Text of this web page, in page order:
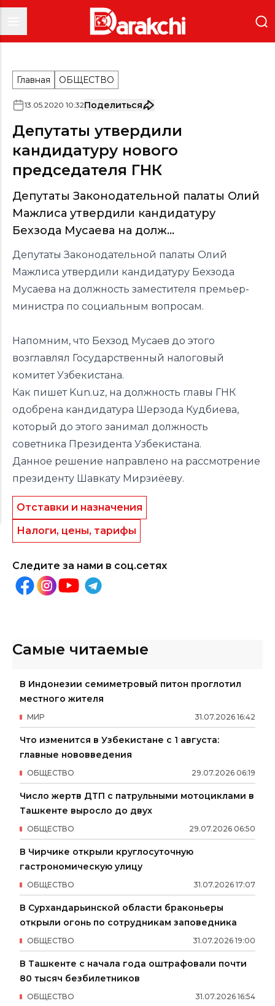
Главная ОБЩЕСТВО
13.05.2020 10:32Поделиться
Депутаты утвердили
кандидатуру нового
председателя ГНК
Депутаты Законодательной палаты Олий
Мажлиса утвердили кандидатуру
Бехзода Мусаева на долж...
Депутаты Законодательной палаты Олий
Мажлиса утвердили кандидатуру Бехзода
Мусаева на должность заместителя премьер-
министра по социальным вопросам.
Напомним, что Бехзод Мусаев до этого
возглавлял Государственный налоговый
комитет Узбекистана.
Как пишет Kun.uz, на должность главы ГНК
одобрена кандидатура Шерзода Кудбиева,
который до этого занимал должность
советника Президента Узбекистана.
Данное решение направлено на рассмотрение
президенту Шавкату Мирзиёеву.
Отставки и назначения
Налоги, цены, тарифы
Следите за нами в соц.сетях
Самые читаемые
В Индонезии семиметровый питон проглотил
местного жителя
31.07.2026 16:42
МИР
Что изменится в Узбекистане с 1 августа:
главные нововведения
29.07.2026 06:19
ОБЩЕСТВО
Число жертв ДТП с патрульными мотоциклами в
Ташкенте выросло до двух
29.07.2026 06:50
ОБЩЕСТВО
В Чирчике открыли круглосуточную
гастрономическую улицу
31.07.2026 17:07
ОБЩЕСТВО
В Сурхандарьинской области браконьеры
открыли огонь по сотрудникам заповедника
31.07.2026 19:00
ОБЩЕСТВО
В Ташкенте с начала года оштрафовали почти
80 тысяч безбилетников
31.07.2026 16:54
ОБЩЕСТВО